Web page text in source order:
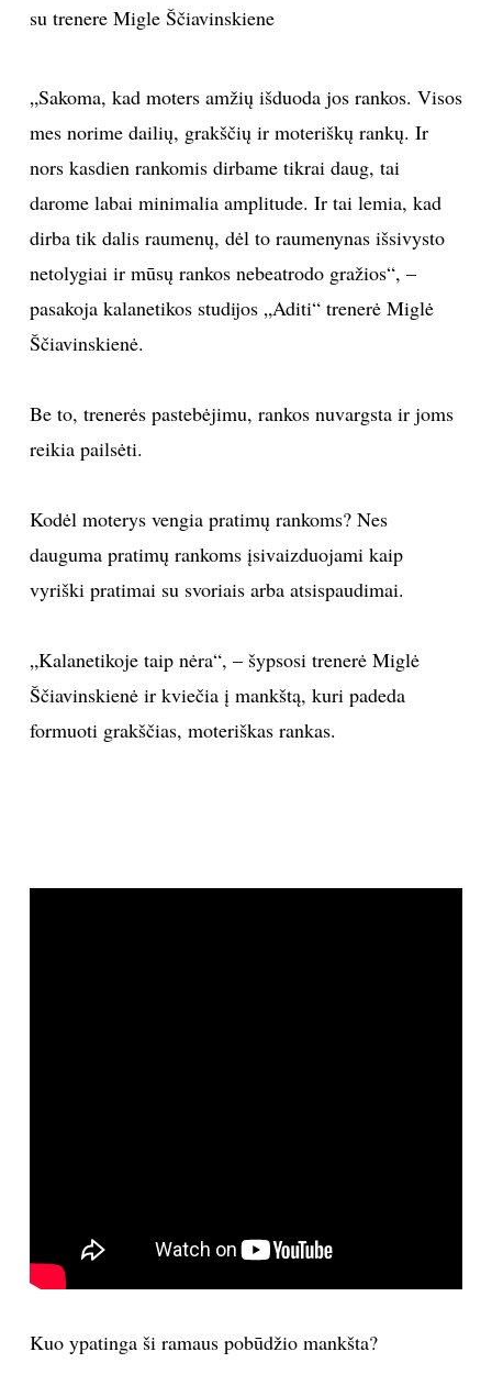
KULTŪRA
LAISVALAIKIS
MUZIKA
TEATRAS
SPORTAS
MENAS
ORAI
ĮDOMYBĖS
KNYGOS
VIRTUVĖ
su trenere Migle Ščiavinskiene
„Sakoma, kad moters amžių išduoda jos rankos. Visos
mes norime dailių, grakščių ir moteriškų rankų. Ir
nors kasdien rankomis dirbame tikrai daug, tai
darome labai minimalia amplitude. Ir tai lemia, kad
dirba tik dalis raumenų, dėl to raumenynas išsivysto
netolygiai ir mūsų rankos nebeatrodo gražios“, –
pasakoja kalanetikos studijos „Aditi“ trenerė Miglė
Ščiavinskienė.
Be to, trenerės pastebėjimu, rankos nuvargsta ir joms
reikia pailsėti.
Kodėl moterys vengia pratimų rankoms? Nes
dauguma pratimų rankoms įsivaizduojami kaip
vyriški pratimai su svoriais arba atsispaudimai.
„Kalanetikoje taip nėra“, – šypsosi trenerė Miglė
Ščiavinskienė ir kviečia į mankštą, kuri padeda
formuoti grakščias, moteriškas rankas.
Kuo ypatinga ši ramaus pobūdžio mankšta?